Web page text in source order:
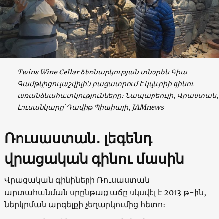
Twins Wine Cellar ձեռնարկության տնօրեն Գիա
Գամթկիցուլաշվիլին բացատրում է կվևրիի գինու
առանձնահատկությունները։ Նապարեուլի, Վրաստան,
Լուսանկարը՝ Դավիթ Պիպիայի, JAMnews
Ռուսաստան․ լեգենդ
վրացական գինու մասին
Վրացական գինիների Ռուսաստան
արտահանման սրընթաց աճը սկսվել է 2013 թ-ին,
ներկրման արգելքի չեղարկումից հետո։